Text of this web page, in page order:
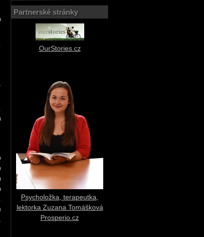
Partnerské stránky
OurStories.cz
Psycholožka, terapeutka,
lektorka Zuzana Tomášková
Prosperio.cz